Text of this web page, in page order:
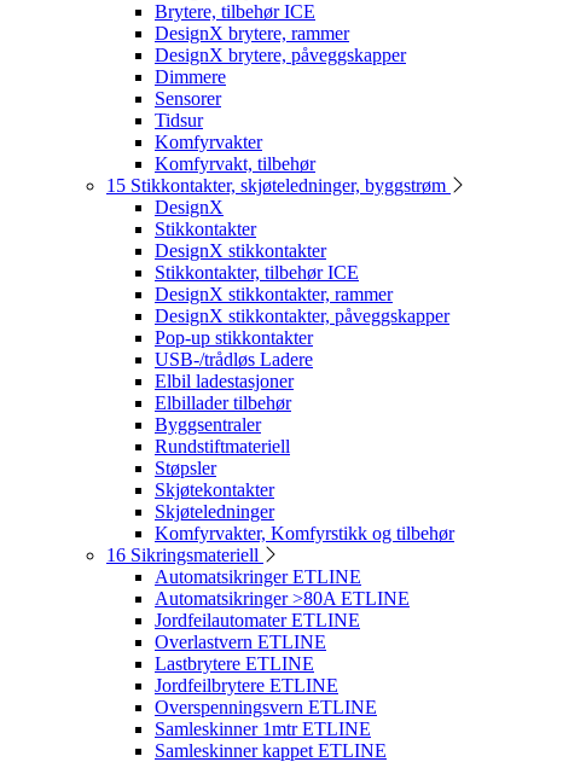
Brytere, tilbehør ICE
DesignX brytere, rammer
DesignX brytere, påveggskapper
Dimmere
Sensorer
Tidsur
Komfyrvakter
Komfyrvakt, tilbehør
15 Stikkontakter, skjøteledninger, byggstrøm
DesignX
Stikkontakter
DesignX stikkontakter
Stikkontakter, tilbehør ICE
DesignX stikkontakter, rammer
DesignX stikkontakter, påveggskapper
Pop-up stikkontakter
USB-/trådløs Ladere
Elbil ladestasjoner
Elbillader tilbehør
Byggsentraler
Rundstiftmateriell
Støpsler
Skjøtekontakter
Skjøteledninger
Komfyrvakter, Komfyrstikk og tilbehør
16 Sikringsmateriell
Automatsikringer ETLINE
Automatsikringer >80A ETLINE
Jordfeilautomater ETLINE
Overlastvern ETLINE
Lastbrytere ETLINE
Jordfeilbrytere ETLINE
Overspenningsvern ETLINE
Samleskinner 1mtr ETLINE
Samleskinner kappet ETLINE